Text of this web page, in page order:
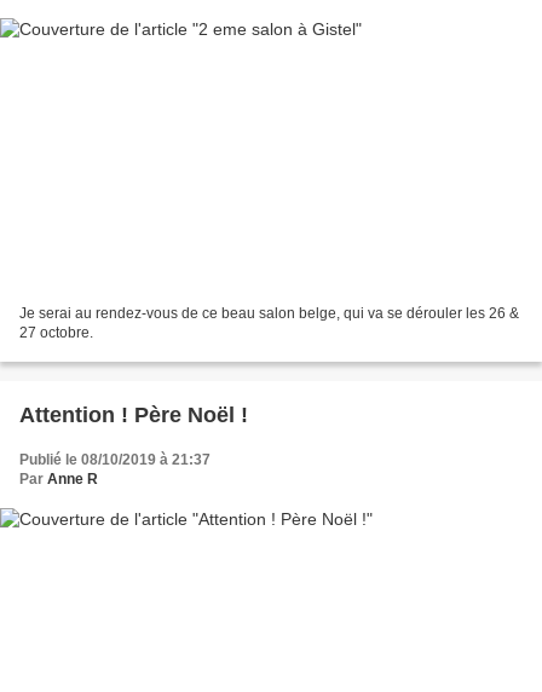
Je serai au rendez-vous de ce beau salon belge, qui va se dérouler les 26 &
27 octobre.
Attention ! Père Noël !
Publié le 08/10/2019 à 21:37
Par Anne R